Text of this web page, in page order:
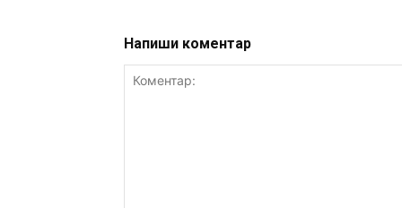
Напиши коментар